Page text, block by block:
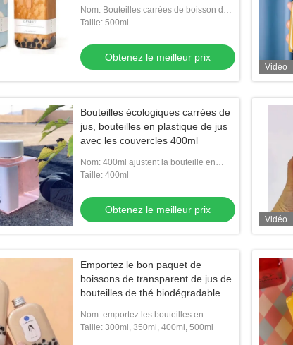
Nom: Bouteilles carrées de boisson de
thé de boba avec le logo adapté aux
Taille: 500ml
Obtenez le meilleur prix
Vidéo
Bouteilles écologiques carrées de
jus, bouteilles en plastique de jus
avec les couvercles 400ml
Nom: 400ml ajustent la bouteille en
plastique formée d'animal familier pour
Taille: 400ml
Obtenez le meilleur prix
Vidéo
Emportez le bon paquet de
boissons de transparent de jus de
bouteilles de thé biodégradable de
Nom: emportez les bouteilles en
plastique pour le jus
Taille: 300ml, 350ml, 400ml, 500ml